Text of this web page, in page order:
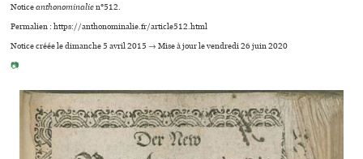
Noticeanthonominalien°512.
Permalien : https://anthonominalie.fr/article512.html
Notice créée le dimanche 5 avril 2015 → Mise à jour le vendredi 26 juin 2020
📷